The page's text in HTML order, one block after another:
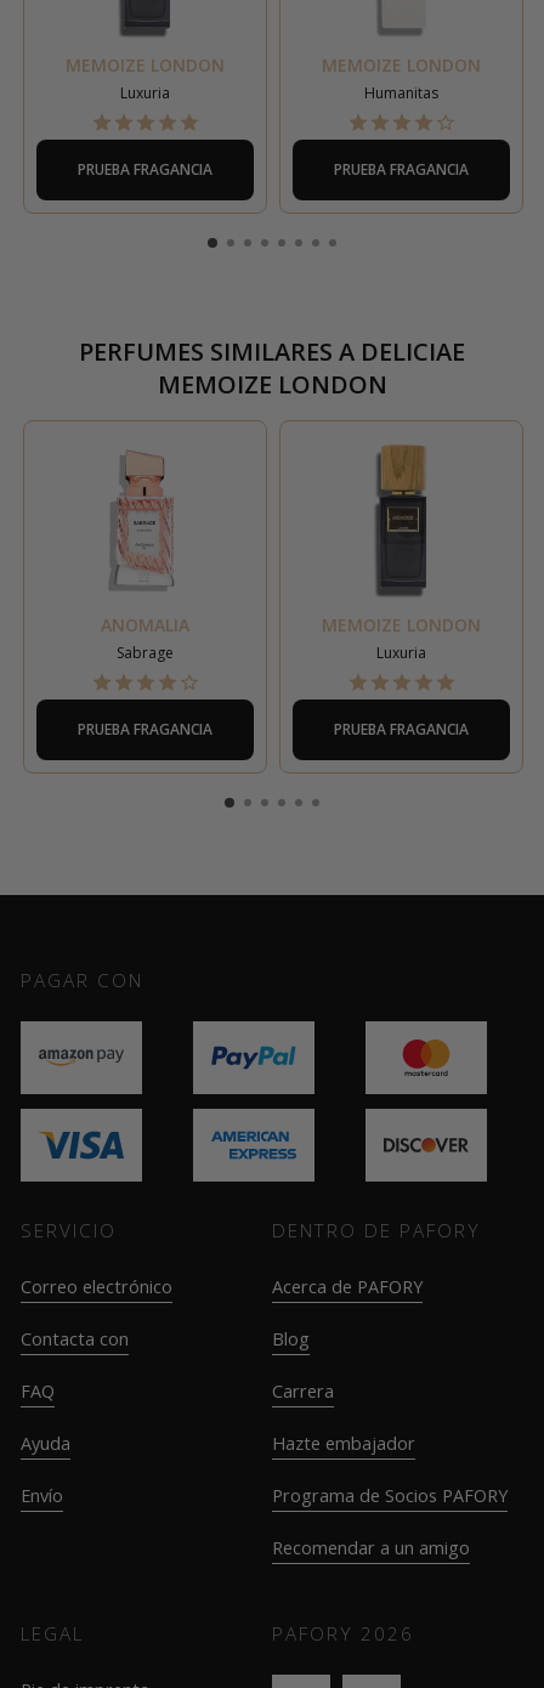
MEMOIZE LONDON
Luxuria
PRUEBA FRAGANCIA
MEMOIZE LONDON
Humanitas
PRUEBA FRAGANCIA
PERFUMES SIMILARES A DELICIAE
MEMOIZE LONDON
ANOMALIA
Sabrage
PRUEBA FRAGANCIA
MEMOIZE LONDON
Luxuria
PRUEBA FRAGANCIA
PAGAR CON
SERVICIO
Correo electrónico
Contacta con
FAQ
Ayuda
Envío
DENTRO DE PAFORY
Acerca de PAFORY
Blog
Carrera
Hazte embajador
Programa de Socios PAFORY
Recomendar a un amigo
LEGAL PAFORY 2026